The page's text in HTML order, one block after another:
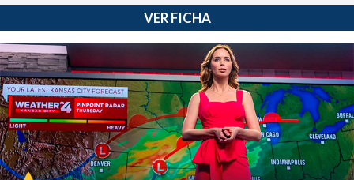
VER FICHA